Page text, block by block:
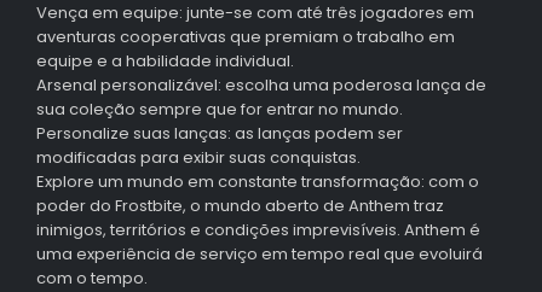
Vença em equipe: junte-se com até três jogadores em
aventuras cooperativas que premiam o trabalho em
equipe e a habilidade individual.
Arsenal personalizável: escolha uma poderosa lança de
sua coleção sempre que for entrar no mundo.
Personalize suas lanças: as lanças podem ser
modificadas para exibir suas conquistas.
Explore um mundo em constante transformação: com o
poder do Frostbite, o mundo aberto de Anthem traz
inimigos, territórios e condições imprevisíveis. Anthem é
uma experiência de serviço em tempo real que evoluirá
com o tempo.